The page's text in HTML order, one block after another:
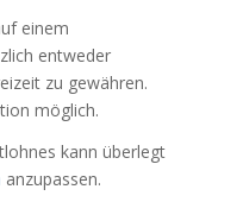
einem
entweder
zu gewähren.
möglich.
kann überlegt
anzupassen.